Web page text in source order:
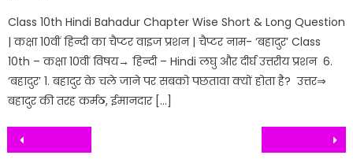
Class 10th Hindi Bahadur Chapter Wise Short & Long Question
| कक्षा 10वीं हिन्दी का चैप्टर वाइज प्रशन | चैप्टर नाम- ‘बहादुर’ Class
10th – कक्षा 10वीं विषय→ हिन्दी – Hindi लघु और दीर्घ उत्तरीय प्रशन 6.
‘बहादुर’ 1. बहादुर के चले जाने पर सबको पछतावा क्यों होता है? उत्तर⇒
बहादुर की तरह कर्मठ, ईमानदार […]
Post